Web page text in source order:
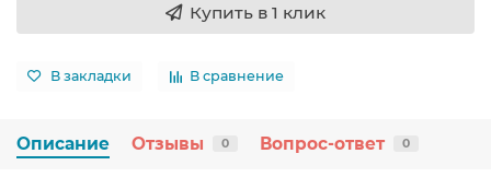
Купить в 1 клик
В закладки В сравнение
Описание Отзывы 0 Вопрос-ответ 0